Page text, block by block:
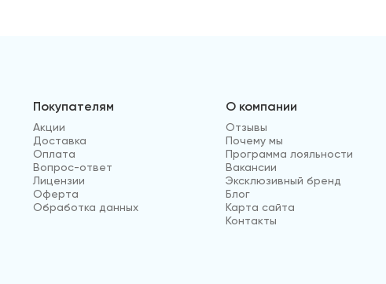
Покупателям
Акции
Доставка
Оплата
Вопрос-ответ
Лицензии
Оферта
Обработка данных
О компании
Отзывы
Почему мы
Программа лояльности
Вакансии
Эксклюзивный бренд
Блог
Карта сайта
Контакты